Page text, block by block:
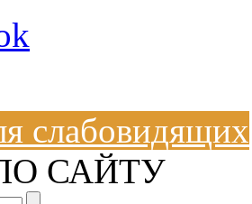
слабовидящих
САЙТУ